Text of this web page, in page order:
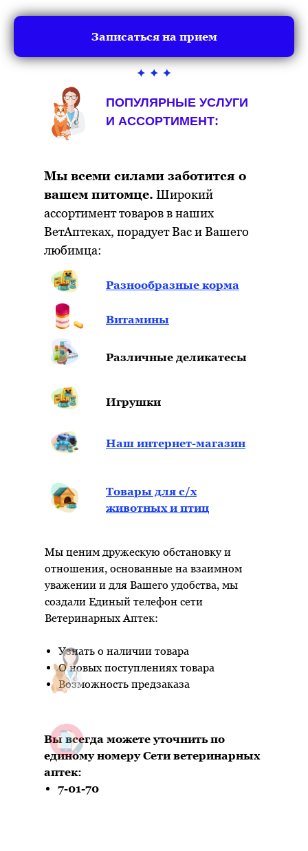
Записаться на прием
ПОПУЛЯРНЫЕ УСЛУГИ
И АССОРТИМЕНТ:
Разнообразные корма
Различные деликатесы
Игрушки
Витамины
Наш интернет-магазин
Товары для с/х
животных и птиц
Мы всеми силами заботится о
вашем питомце. Широкий
ассортимент товаров в наших
ВетАптеках, порадует Вас и Вашего
любимца:
Мы ценим дружескую обстановку и
отношения, основанные на взаимном
уважении и для Вашего удобства, мы
создали Единый телефон сети
Ветеринарных Аптек:
Узнать о наличии товара
О новых поступлениях товара
Возможность предзаказа
Вы всегда можете уточнить по
единому номеру Сети ветеринарных
аптек:
7-01-70